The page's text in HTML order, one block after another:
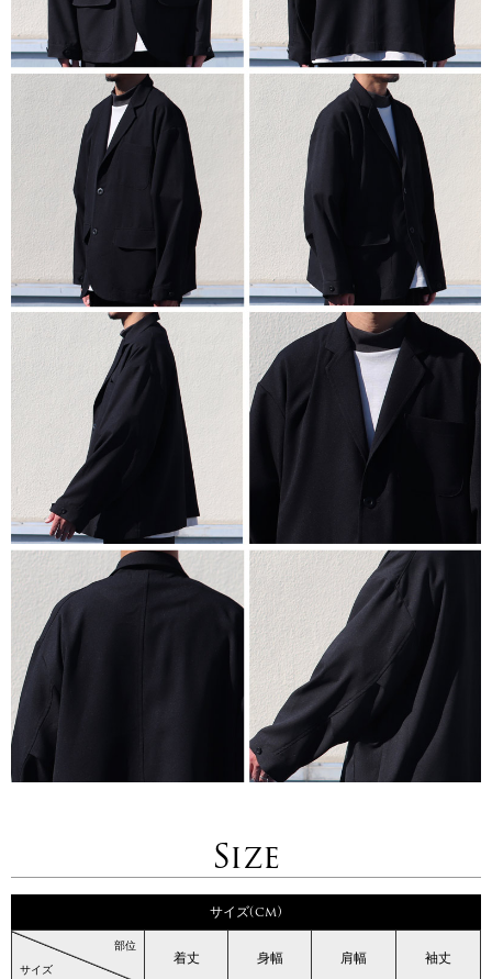
Size
サイズ(cm)
サイズ
部位
着丈 身幅 肩幅 袖丈